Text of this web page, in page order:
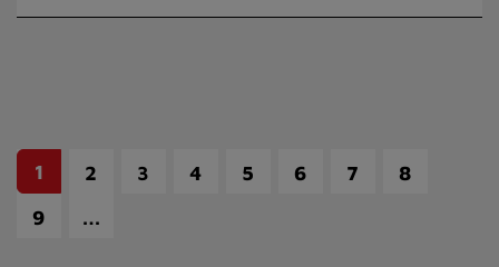
1 2 3 4 5 6 7
8
9
…